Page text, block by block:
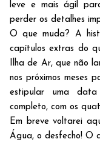
leve e mais ágil
perder os detalhes
O que muda? A
capítulos extras do
Ilha de Ar, que não
nos próximos meses
estipular uma
completo, com os
Em breve voltarei
Água, o desfecho! O